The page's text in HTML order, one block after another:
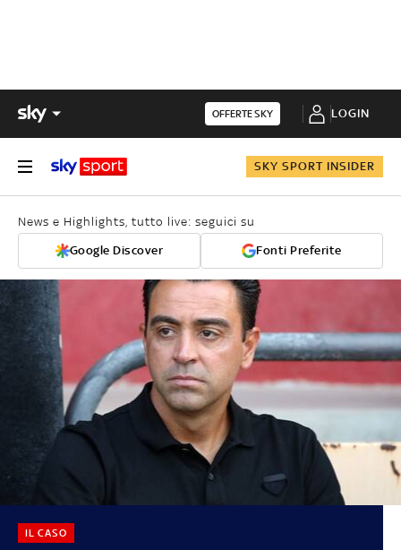
OFFERTE SKY LOGIN
SKY SPORT INSIDER
News e Highlights, tutto live: seguici su
Google Discover Fonti Preferite
IL CASO